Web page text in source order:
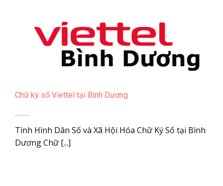
Chữ ký số Viettel tại Bình Dương
Tình Hình Dân Số và Xã Hội Hóa Chữ Ký Số tại Bình
Dương Chữ [...]